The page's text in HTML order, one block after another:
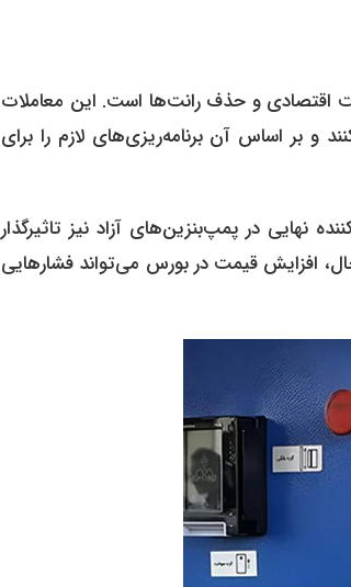
اقتصادی و حذف رانت‌ها است. این معاملات
اساس آن برنامه‌ریزی‌های لازم را برای
در پمپ‌بنزین‌های آزاد نیز تاثیرگذار
افزایش قیمت در بورس می‌تواند فشارهایی